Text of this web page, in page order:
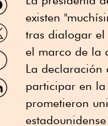
existen
tras dialogar
el marco de la
La declaración
participar en
prometieron